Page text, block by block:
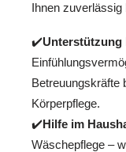
Ihnen zuverlässig
✔️Unterstützung
Betreuungskräfte
Körperpflege.
✔️Hilfe im
Wäschepflege –